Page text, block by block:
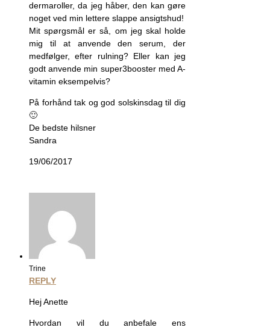
dermaroller, da jeg håber, den kan gøre
noget ved min lettere slappe ansigtshud!
Mit spørgsmål er så, om jeg skal holde
mig til at anvende den serum, der
medfølger, efter rulning? Eller kan jeg
godt anvende min super3booster med A-
vitamin eksempelvis?
På forhånd tak og god solskinsdag til dig
🙂
De bedste hilsner
Sandra
19/06/2017
Trine
REPLY
Hej Anette
Hvordan vil du anbefale ens